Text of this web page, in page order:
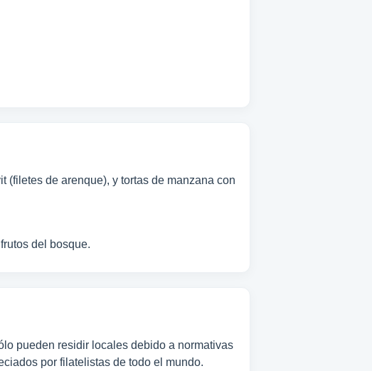
(filetes de arenque), y tortas de manzana con
del bosque.
pueden residir locales debido a normativas
por filatelistas de todo el mundo.